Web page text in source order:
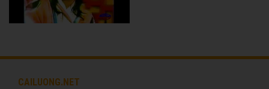
CAILUONG.NET